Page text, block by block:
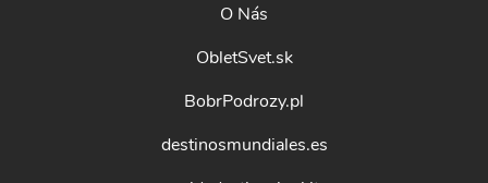
O Nás
ObletSvet.sk
BobrPodrozy.pl
destinosmundiales.es